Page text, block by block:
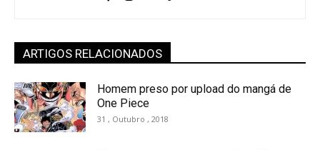
ARTIGOS RELACIONADOS
Homem preso por upload do mangá de
One Piece
31 , Outubro , 2018